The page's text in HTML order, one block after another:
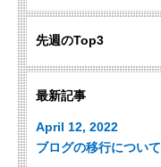
先週のTop3
最新記事
April 12, 2022
ブログの移行について